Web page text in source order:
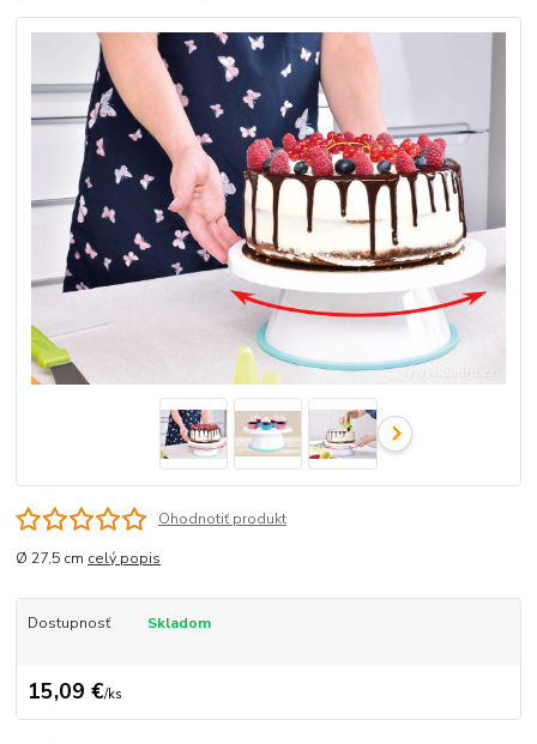
Ohodnotiť produkt
Ø 27,5 cm celý popis
Dostupnosť Skladom
15,09 €/ks